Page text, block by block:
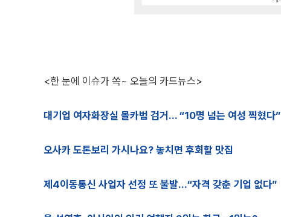
<한 눈에 이슈가 쏙~ 오늘의 카드뉴스>
대기업 여자화장실 몰카범 검거… “10명 넘는 여성 찍혔다”
오사카 도톤보리 가시나요? 놓치면 후회할 맛집
제4이동통신 사업자 선정 또 불발…“자격 갖춘 기업 없다”